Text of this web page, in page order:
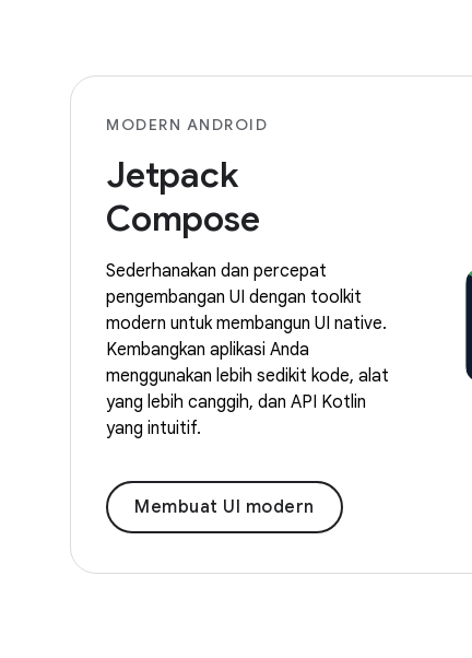
MODERN ANDROID
Jetpack
Compose
Sederhanakan dan percepat
pengembangan UI dengan toolkit
modern untuk membangun UI native.
Kembangkan aplikasi Anda
menggunakan lebih sedikit kode, alat
yang lebih canggih, dan API Kotlin
yang intuitif.
Membuat UI modern